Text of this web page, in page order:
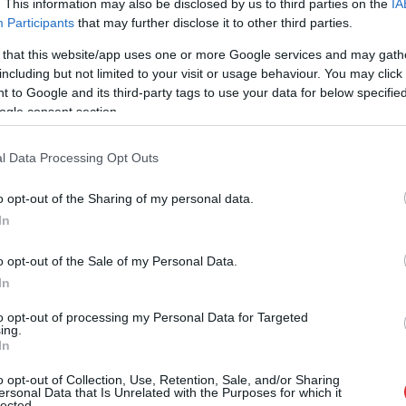
This information may also be disclosed by us to third parties on the
Participants that may further disclose it to other third parties.
that this website/app uses one or more Google services and may
but not limited to your visit or usage behaviour. You may
to Google and its third-party tags to use your data for below
consent section.
Data Processing Opt Outs
opt-out of the Sharing of my personal data.
opt-out of the Sale of my Personal Data.
opt-out of processing my Personal Data for Targeted
opt-out of Collection, Use, Retention, Sale, and/or Sharing
Data that Is Unrelated with the Purposes for which it
Paulam, ka mēs visi viņu gaidīsim
Maestro savā zobgalīgajā manierē atbild, ka
plāni būs
laika
ūdenī bez miega un
atpūtas: Polis no